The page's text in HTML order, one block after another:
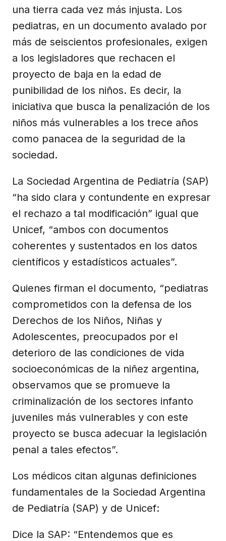
una tierra cada vez más injusta. Los
pediatras, en un documento avalado por
más de seiscientos profesionales, exigen
a los legisladores que rechacen el
proyecto de baja en la edad de
punibilidad de los niños. Es decir, la
iniciativa que busca la penalización de los
niños más vulnerables a los trece años
como panacea de la seguridad de la
sociedad.
La Sociedad Argentina de Pediatría (SAP)
“ha sido clara y contundente en expresar
el rechazo a tal modificación” igual que
Unicef, “ambos con documentos
coherentes y sustentados en los datos
científicos y estadísticos actuales”.
Quienes firman el documento, “pediatras
comprometidos con la defensa de los
Derechos de los Niños, Niñas y
Adolescentes, preocupados por el
deterioro de las condiciones de vida
socioeconómicas de la niñez argentina,
observamos que se promueve la
criminalización de los sectores infanto
juveniles más vulnerables y con este
proyecto se busca adecuar la legislación
penal a tales efectos”.
Los médicos citan algunas definiciones
fundamentales de la Sociedad Argentina
de Pediatría (SAP) y de Unicef:
Dice la SAP: “Entendemos que es